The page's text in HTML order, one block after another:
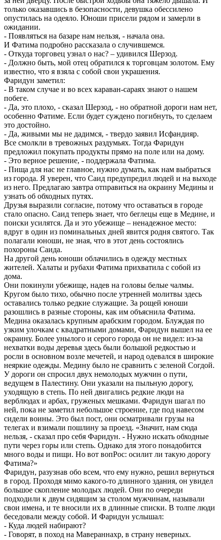
только оказавшись в безопасности, девушка обессилено
опустилась на одеяло. Юноши присели рядом и замерли в
ожидании.
- Появляться на базаре нам нельзя, - начала она.
И Фатима подробно рассказала о случившемся.
- Откуда торговец узнал о нас? – удивился Шерзод.
- Должно быть, мой отец обратился к торговцам золотом. Ему
известно, что я взяла с собой свои украшения.
Фаридун заметил:
- В таком случае и во всех караван-сараях знают о нашем
побеге.
- Да, это плохо, - сказал Шерзод, - но обратной дороги нам нет,
особенно Фатиме. Если будет суждено погибнуть, то сделаем
это достойно.
- Да, живыми мы не дадимся, - твердо заявил Исфандияр.
Все смолкли в тревожных раздумьях. Тогда Фаридун
предложил покупать продукты прямо на поле или на дому.
- Это верное решение, - поддержала Фатима.
- Пища для нас не главное, нужно думать, как нам выбраться
из города. Я уверен, что Саид предупредил людей и на выходе
из него. Предлагаю завтра отправиться на окраину Медины и
узнать об обходных путях.
Друзья выразили согласие, потому что оставаться в городе
стало опасно. Саид теперь знает, что беглецы еще в Медине, и
поиски усилятся. Да и это убежище – ненадежное место:
вдруг в один из поминальных дней явится родня святого. Так
полагали юноши, не зная, что в этот день состоялись
похороны Саида.
На другой день юноши облачились в одежду местных
жителей. Халаты и рубахи Фатима прихватила с собой из
дома.
Они покинули убежище, надев на головы белые чалмы.
Кругом было тихо, обычно после утренней молитвы здесь
оставались только редкие служащие. За рощей юноши
разошлись в разные стороны, как им объяснила Фатима.
Медина оказалась крупным арабским городом. Блуждая по
узким улочкам с квадратными домами, Фаридун вышел на ее
окраину. Более унылого и серого города он не видел: из-за
нехватки воды деревья здесь были большой редкостью и
росли в основном возле мечетей, и народ одевался в широкие
неяркие одежды. Медину было не сравнить с зеленой Согдой.
У дороги он спросил двух немолодых мужчин о пути,
ведущем в Палестину. Они указали на пыльную дорогу,
уходящую в степь. По ней двигались редкие люди на
верблюдах и арбах, груженых мешками. Фаридун шагал по
ней, пока не заметил небольшое строение, где под навесом
сидели воины. Это был пост, они осматривали грузы на
телегах и взимали пошлину за проезд. «Значит, нам сюда
нельзя, - сказал про себя Фаридун. - Нужно искать обходные
пути через горы или степь. Однако для этого понадобится
много воды и пищи. Но вот вопРос: осилит ли такую дорогу
Фатима?»
Фаридун, разузнав обо всем, что ему нужно, решил вернуться
в город. Проходя мимо какого-то длинного здания, он увидел
большое скопление молодых людей. Они по очереди
подходили к двум сидящим за столом мужчинам, называли
свои имена, и те вносили их в длинные списки. В толпе люди
беседовали между собой. И Фаридун услышал:
- Куда людей набирают?
- Говорят, в поход на Мавераннахр, в страну неверных.